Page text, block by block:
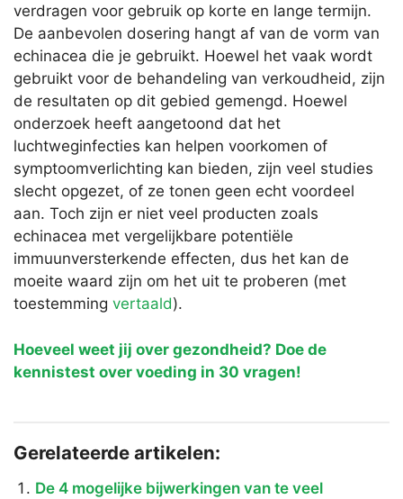
verdragen voor gebruik op korte en lange termijn.
De aanbevolen dosering hangt af van de vorm van
echinacea die je gebruikt. Hoewel het vaak wordt
gebruikt voor de behandeling van verkoudheid, zijn
de resultaten op dit gebied gemengd. Hoewel
onderzoek heeft aangetoond dat het
luchtweginfecties kan helpen voorkomen of
symptoomverlichting kan bieden, zijn veel studies
slecht opgezet, of ze tonen geen echt voordeel
aan. Toch zijn er niet veel producten zoals
echinacea met vergelijkbare potentiële
immuunversterkende effecten, dus het kan de
moeite waard zijn om het uit te proberen (met
toestemming vertaald).
Hoeveel weet jij over gezondheid? Doe de
kennistest over voeding in 30 vragen!
Gerelateerde artikelen:
De 4 mogelijke bijwerkingen van te veel